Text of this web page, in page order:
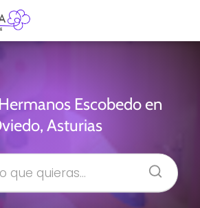
Escobedo en
Asturias